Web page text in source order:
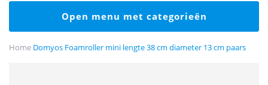
open menu met categorieën
Home Domyos Foamroller mini lengte 38 cm diameter 13 cm paars